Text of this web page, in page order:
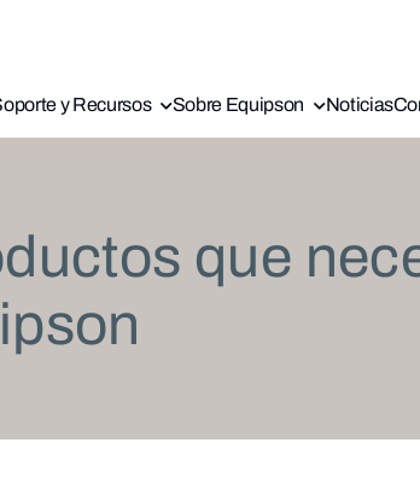
y Recursos Sobre Equipson Noticias
que